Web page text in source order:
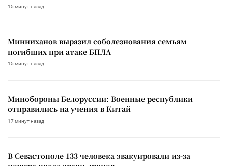
15 минут назад
Минниханов выразил соболезнования семьям
погибших при атаке БПЛА
15 минут назад
Минобороны Белоруссии: Военные республики
отправились на учения в Китай
17 минут назад
В Севастополе 133 человека эвакуировали из-за